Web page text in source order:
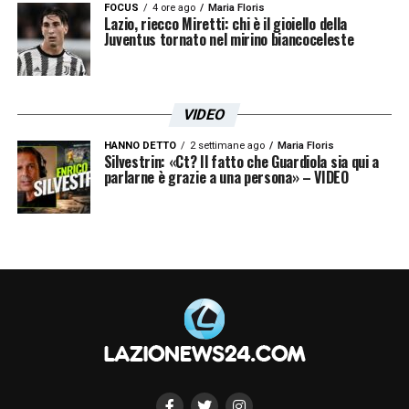
parte della Lazio. E’ evidente che
all’orizzonte c’è un calendario impegnativo
però sottolineo l’importanza del cammino
che la Lazio, unica italiana rimasta, sta
onorando. Con tutto il rispetto per il Bodo,
loro sono fermi in campionato da tempo. Si
deve essere ragionevolmente essere
LA PLAYLIST DELLE NOSTRE TOP NEWS
FOCUS 4 ore ago Maria Floris
Lazio, riecco Miretti: chi è il gioiello della
Juventus tornato nel mirino biancoceleste
VIDEO
HANNO DETTO 2 settimane ago Maria Floris
Silvestrin: «Ct? Il fatto che Guardiola sia qui a
parlarne è grazie a una persona» – VIDEO